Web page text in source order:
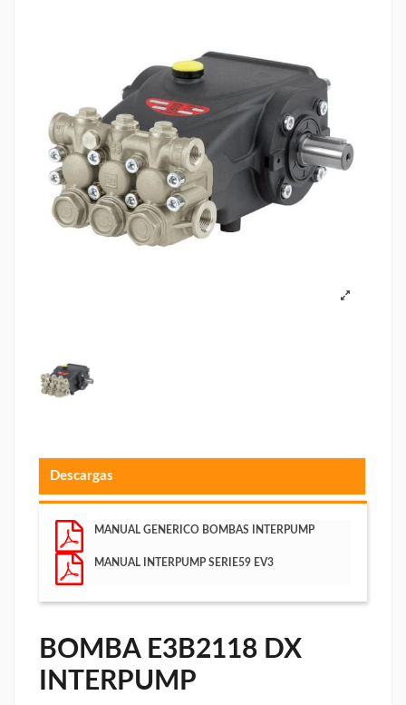
Descargas
MANUAL GENERICO BOMBAS INTERPUMP
MANUAL INTERPUMP SERIE59 EV3
BOMBA E3B2118 DX
INTERPUMP